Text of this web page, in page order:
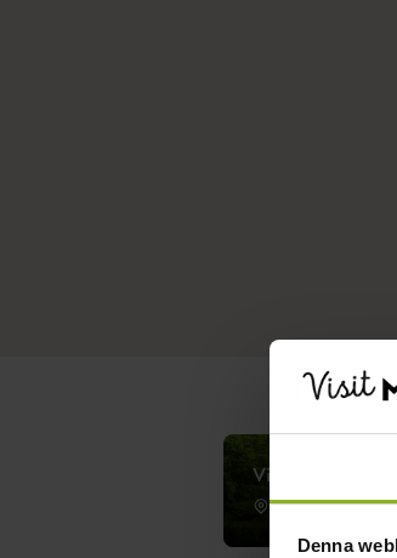
Denna
Villa Granliden
Ludvigsborg